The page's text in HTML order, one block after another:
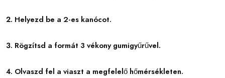
Helyezd be a 2-es kanócot.
Rögzítsd a formát 3 vékony gumigyűrűvel.
Olvaszd fel a viaszt a megfelelő hőmérsékleten.